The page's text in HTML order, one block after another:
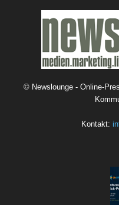
© Newslounge - Online-
Kontakt: